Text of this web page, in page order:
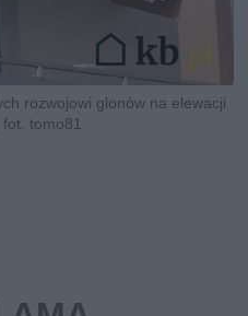
rozwojowi glonów na elewacji
tomo81